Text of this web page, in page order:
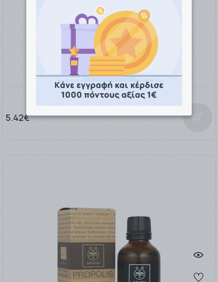
Apivita Herbal Cream Κρέμα με Πρόπολη 40ml
5.42€